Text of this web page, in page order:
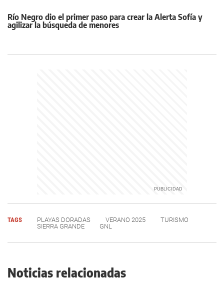
Río Negro dio el primer paso para crear la Alerta Sofía y
agilizar la búsqueda de menores
TAGS PLAYAS DORADAS VERANO 2025
TURISMO
SIERRA GRANDE
GNL
Noticias relacionadas